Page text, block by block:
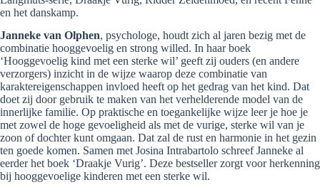
en het danskamp.
Janneke van Olphen, psychologe, houdt zich al jaren bezig met de
combinatie hooggevoelig en strong willed. In haar boek
‘Hooggevoelig kind met een sterke wil’ geeft zij ouders (en andere
verzorgers) inzicht in de wijze waarop deze combinatie van
karaktereigenschappen invloed heeft op het gedrag van het kind. Dat
doet zij door gebruik te maken van het verhelderende model van de
innerlijke familie. Op praktische en toegankelijke wijze leer je hoe je
met zowel de hoge gevoeligheid als met de vurige, sterke wil van je
zoon of dochter kunt omgaan. Dat zal de rust en harmonie in het gezin
ten goede komen. Samen met Josina Intrabartolo schreef Janneke al
eerder het boek ‘Draakje Vurig’. Deze bestseller zorgt voor herkenning
bij hooggevoelige kinderen met een sterke wil.